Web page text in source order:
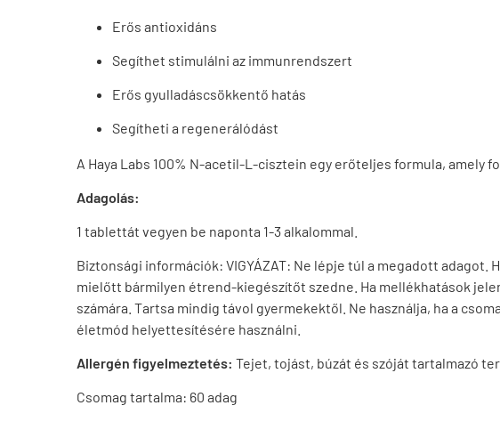
Erős antioxidáns
Segíthet stimulálni az immunrendszert
Erős gyulladáscsökkentő hatás
Segítheti a regenerálódást
A Haya Labs 100% N-acetil-L-cisztein egy erőteljes formula, amely
Adagolás:
1 tablettát vegyen be naponta 1-3 alkalommal.
Biztonsági információk: VIGYÁZAT: Ne lépje túl a megadott
mielőtt bármilyen étrend-kiegészítőt szedne. Ha mellékhatások
számára. Tartsa mindig távol gyermekektől. Ne használja, ha a
életmód helyettesítésére használni.
Allergén figyelmeztetés: Tejet, tojást, búzát és szóját tartalmazó
Csomag tartalma: 60 adag